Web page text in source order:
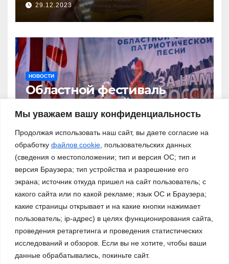
Мы уважаем вашу конфиденциальность
Продолжая использовать наш сайт, вы даете согласие на
обработку файлов cookie , пользовательских данных
(сведения о местоположении; тип и версия ОС; тип и
версия Браузера; тип устройства и разрешение его
экрана; источник откуда пришел на сайт пользователь; с
какого сайта или по какой рекламе; язык ОС и Браузера;
какие страницы открывает и на какие кнопки нажимает
пользователь; ip-адрес) в целях функционирования сайта,
проведения ретаргетинга и проведения статистических
исследований и обзоров. Если вы не хотите, чтобы ваши
данные обрабатывались, покиньте сайт.
29.12.2023
НОВОСТИ
Областной фестиваль
патриотической песни «За
нами – Россия!»